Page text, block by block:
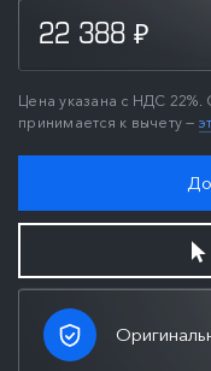
22 388 ₽
Цена указана с НДС
принимается к вычету —